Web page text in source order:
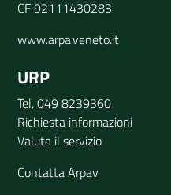
CF 92111430283
www.arpa.veneto.it
URP
Tel. 049 8239360
Richiesta informazioni
Valuta il servizio
Contatta Arpav